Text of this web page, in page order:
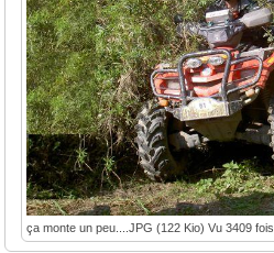
ça monte un peu....JPG (122 Kio) Vu 3409 fois